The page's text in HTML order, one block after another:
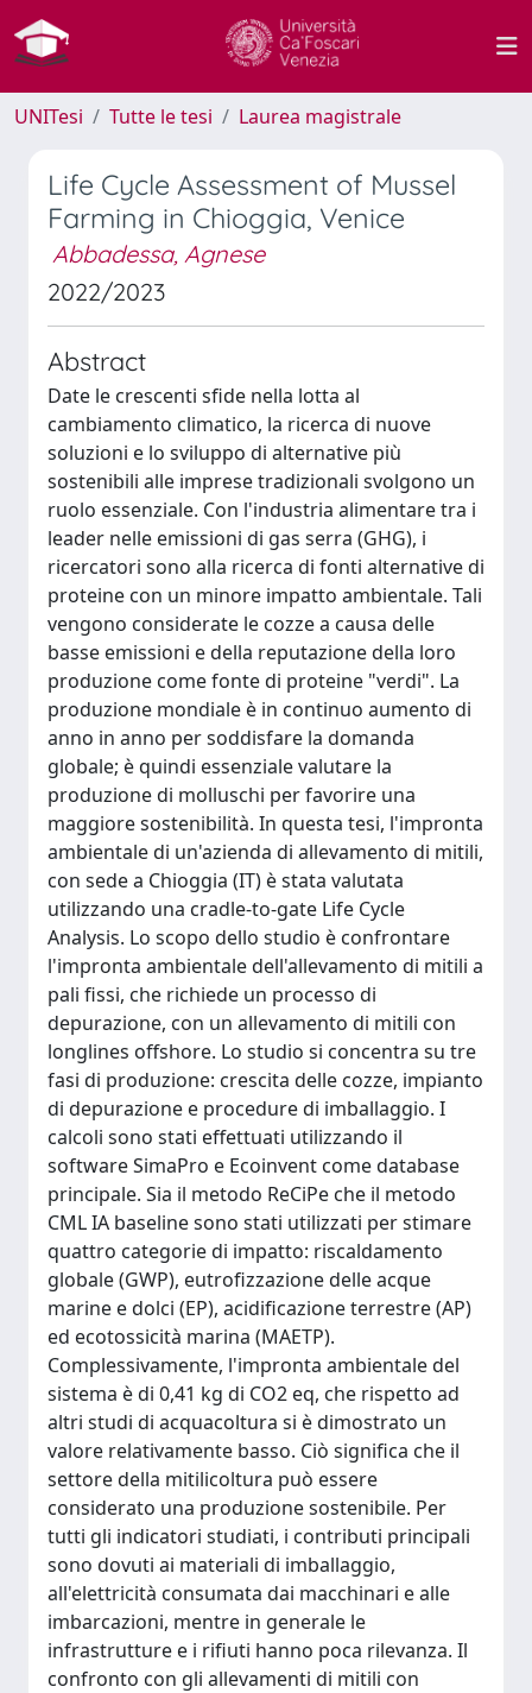
UNITesi Tutte le tesi Laurea magistrale
Life Cycle Assessment of Mussel
Farming in Chioggia, Venice
Abbadessa, Agnese
2022/2023
Abstract
Date le crescenti sfide nella lotta al
cambiamento climatico, la ricerca di nuove
soluzioni e lo sviluppo di alternative più
sostenibili alle imprese tradizionali svolgono un
ruolo essenziale. Con l'industria alimentare tra i
leader nelle emissioni di gas serra (GHG), i
ricercatori sono alla ricerca di fonti alternative di
proteine con un minore impatto ambientale. Tali
vengono considerate le cozze a causa delle
basse emissioni e della reputazione della loro
produzione come fonte di proteine "verdi". La
produzione mondiale è in continuo aumento di
anno in anno per soddisfare la domanda
globale; è quindi essenziale valutare la
produzione di molluschi per favorire una
maggiore sostenibilità. In questa tesi, l'impronta
ambientale di un'azienda di allevamento di mitili,
con sede a Chioggia (IT) è stata valutata
utilizzando una cradle-to-gate Life Cycle
Analysis. Lo scopo dello studio è confrontare
l'impronta ambientale dell'allevamento di mitili a
pali fissi, che richiede un processo di
depurazione, con un allevamento di mitili con
longlines offshore. Lo studio si concentra su tre
fasi di produzione: crescita delle cozze, impianto
di depurazione e procedure di imballaggio. I
calcoli sono stati effettuati utilizzando il
software SimaPro e Ecoinvent come database
principale. Sia il metodo ReCiPe che il metodo
CML IA baseline sono stati utilizzati per stimare
quattro categorie di impatto: riscaldamento
globale (GWP), eutrofizzazione delle acque
marine e dolci (EP), acidificazione terrestre (AP)
ed ecotossicità marina (MAETP).
Complessivamente, l'impronta ambientale del
sistema è di 0,41 kg di CO2 eq, che rispetto ad
altri studi di acquacoltura si è dimostrato un
valore relativamente basso. Ciò significa che il
settore della mitilicoltura può essere
considerato una produzione sostenibile. Per
tutti gli indicatori studiati, i contributi principali
sono dovuti ai materiali di imballaggio,
all'elettricità consumata dai macchinari e alle
imbarcazioni, mentre in generale le
infrastrutture e i rifiuti hanno poca rilevanza. Il
confronto con gli allevamenti di mitili con